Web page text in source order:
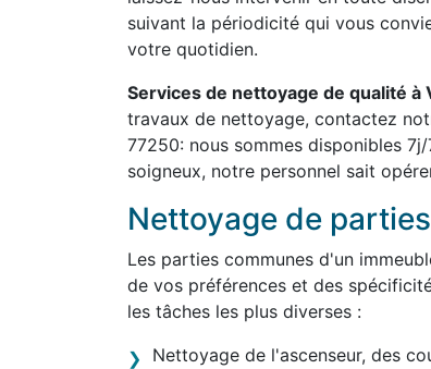
suivant la périodicité qui vous
votre quotidien.
Services de nettoyage de qualité à
travaux de nettoyage, contactez
77250: nous sommes disponibles
soigneux, notre personnel sait
Nettoyage de
Les parties communes d'un
de vos préférences et des
les tâches les plus diverses :
Nettoyage de l'ascenseur, des